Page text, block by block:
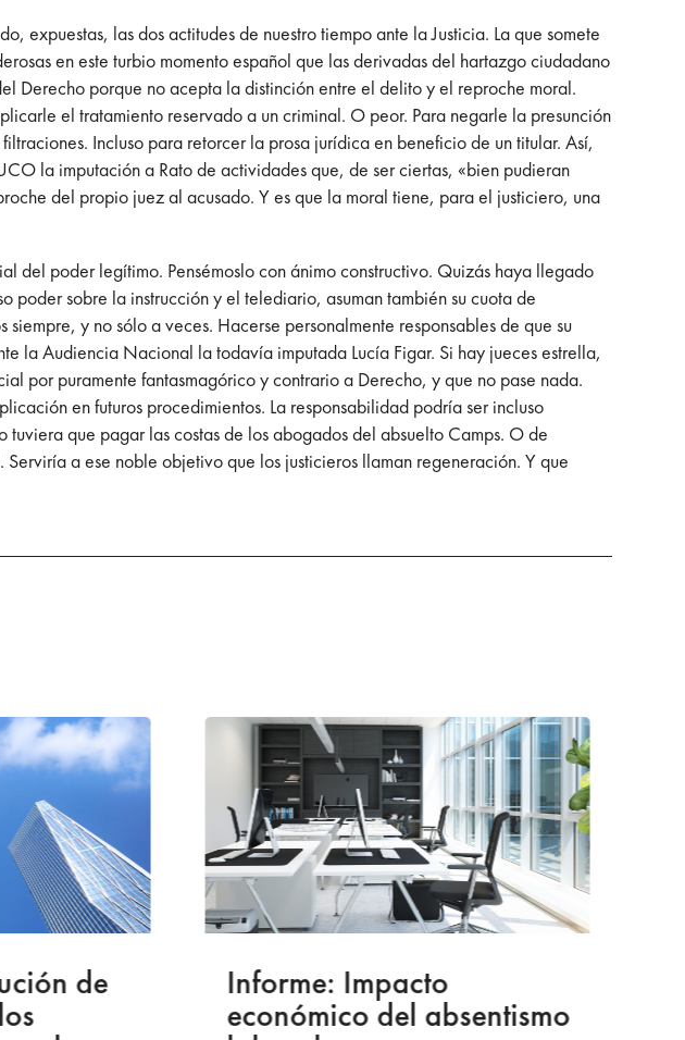
expuestas, las dos actitudes de nuestro tiempo ante la Justicia. La que somete
en este turbio momento español que las derivadas del hartazgo ciudadano
Derecho porque no acepta la distinción entre el delito y el reproche moral.
el tratamiento reservado a un criminal. O peor. Para negarle la presunción
Incluso para retorcer la prosa jurídica en beneficio de un titular. Así,
la imputación a Rato de actividades que, de ser ciertas, «bien pudieran
del propio juez al acusado. Y es que la moral tiene, para el justiciero, una
del poder legítimo. Pensémoslo con ánimo constructivo. Quizás haya llegado
poder sobre la instrucción y el telediario, asuman también su cuota de
y no sólo a veces. Hacerse personalmente responsables de que su
la Audiencia Nacional la todavía imputada Lucía Figar. Si hay jueces estrella,
por puramente fantasmagórico y contrario a Derecho, y que no pase nada.
en futuros procedimientos. La responsabilidad podría ser incluso
que pagar las costas de los abogados del absuelto Camps. O de
a ese noble objetivo que los justicieros llaman regeneración. Y que
de Informe: Impacto
económico del absentismo